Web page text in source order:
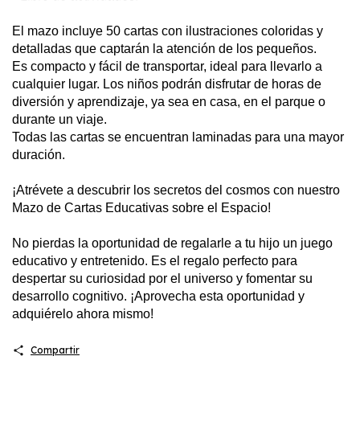
El mazo incluye 50 cartas con ilustraciones coloridas y
detalladas que captarán la atención de los pequeños.
Es compacto y fácil de transportar, ideal para llevarlo a
cualquier lugar. Los niños podrán disfrutar de horas de
diversión y aprendizaje, ya sea en casa, en el parque o
durante un viaje.
Todas las cartas se encuentran laminadas para una mayor
duración.
¡Atrévete a descubrir los secretos del cosmos con nuestro
Mazo de Cartas Educativas sobre el Espacio!
No pierdas la oportunidad de regalarle a tu hijo un juego
educativo y entretenido. Es el regalo perfecto para
despertar su curiosidad por el universo y fomentar su
desarrollo cognitivo. ¡Aprovecha esta oportunidad y
adquiérelo ahora mismo!
Compartir